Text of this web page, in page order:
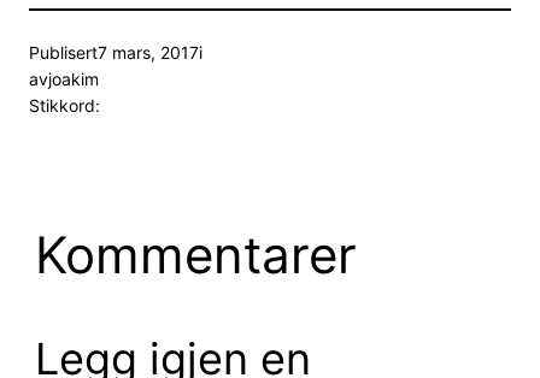
Publisert7 mars, 2017i
avjoakim
Stikkord:
Kommentarer
Legg igjen en